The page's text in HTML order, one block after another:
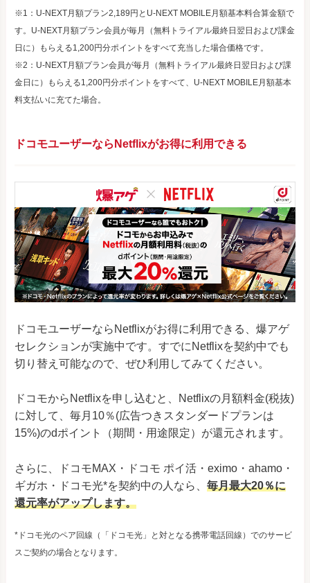
※1：U-NEXT月額プラン2,189円とU-NEXT MOBILE月額基本料合算金額で
す。U-NEXT月額プラン会員が毎月（無料トライアル最終日翌日および課金
日に）もらえる1,200円分ポイントをすべて充当した場合価格です。
※2：U-NEXT月額プラン会員が毎月（無料トライアル最終日翌日および課
金日に）もらえる1,200円分ポイントをすべて、U-NEXT MOBILE月額基本
料支払いに充てた場合。
ドコモユーザーならNetflixがお得に利用できる
ドコモユーザーならNetflixがお得に利用できる、爆アゲ
セレクションが実施中です。すでにNetflixを契約中でも
切り替え可能なので、ぜひ利用してみてください。
ドコモからNetflixを申し込むと、Netflixの月額料金(税抜)
に対して、毎月10％(広告つきスタンダードプランは
15%)のdポイント（期間・用途限定）が還元されます。
さらに、ドコモMAX・ドコモ ポイ活・eximo・ahamo・
ギガホ・ドコモ光*を契約中の人なら、 毎月最大20％に
還元率がアップします。
*ドコモ光のペア回線（「ドコモ光」と対となる携帯電話回線）でのサービ
スご契約の場合となります。